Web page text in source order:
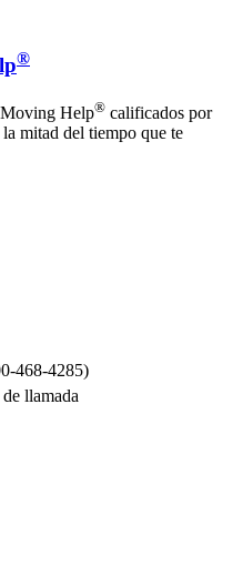
®
Moving Help® calificados por
mitad del tiempo que te
468-4285)
llamada